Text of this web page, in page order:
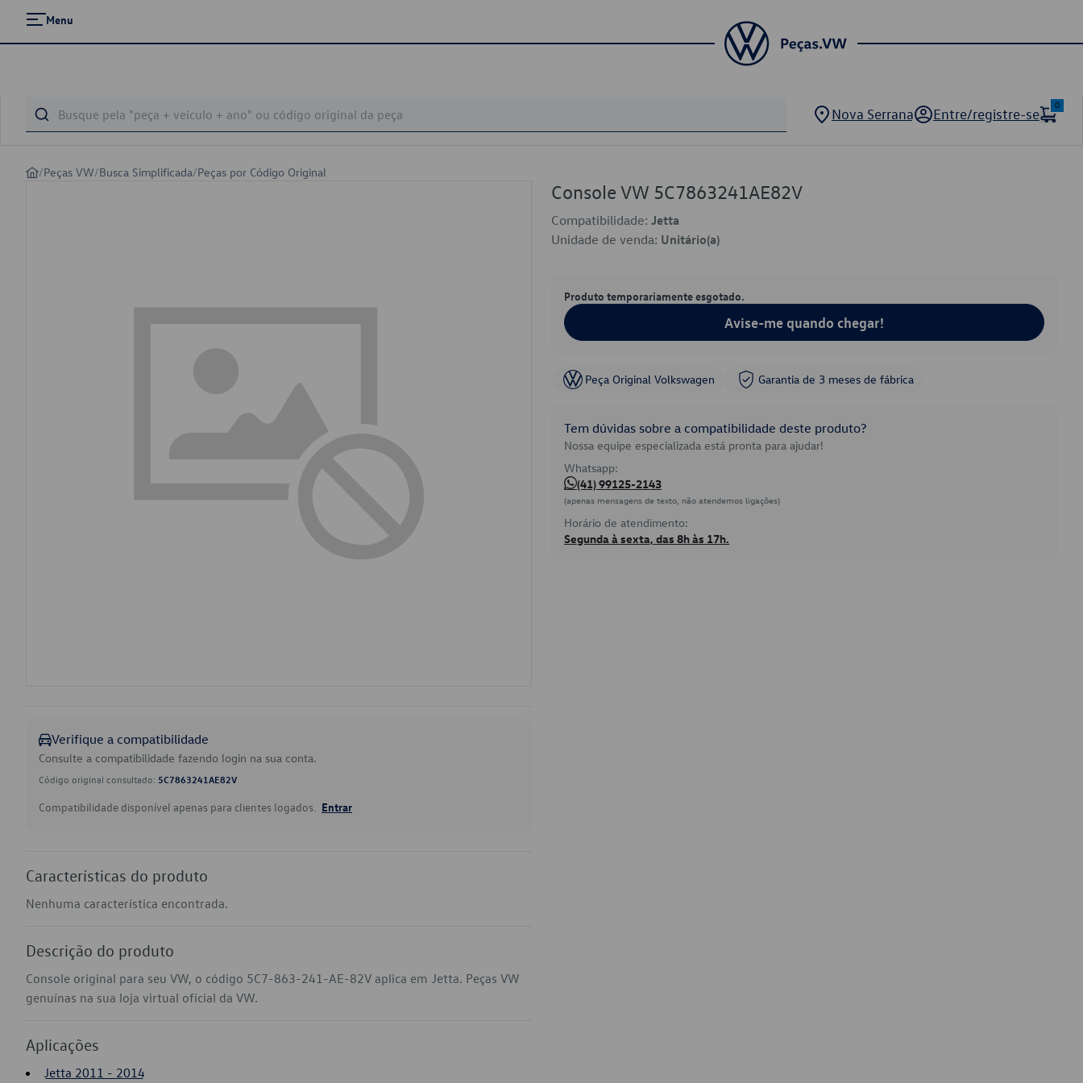
Menu
Nova Serrana Entre/registre-se
0
/Peças VW/Busca Simplificada/Peças por Código Original
Verifique a compatibilidade
Consulte a compatibilidade fazendo login na sua conta.
Código original consultado: 5C7863241AE82V
Compatibilidade disponível apenas para clientes logados. Entrar
Características do produto
Nenhuma característica encontrada.
Descrição do produto
Console original para seu VW, o código 5C7-863-241-AE-82V aplica em Jetta. Peças VW
genuínas na sua loja virtual oficial da VW.
Aplicações
Jetta 2011 - 2014
Console VW 5C7863241AE82V
Compatibilidade: Jetta
Unidade de venda: Unitário(a)
Produto temporariamente esgotado.
Avise-me quando chegar!
Peça Original Volkswagen Garantia de 3 meses de fábrica
Tem dúvidas sobre a compatibilidade deste produto?
Nossa equipe especializada está pronta para ajudar!
Whatsapp:
(41) 99125-2143
(apenas mensagens de texto, não atendemos ligações)
Horário de atendimento:
Segunda à sexta, das 8h às 17h.